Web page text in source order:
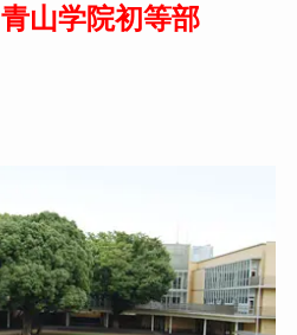
青山学院初等部